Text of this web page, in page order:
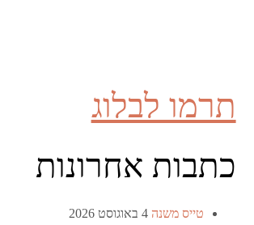
תרמו לבלוג
כתבות אחרונות
טייס משנה 4 באוגוסט 2026